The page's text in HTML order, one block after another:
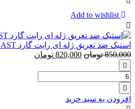
فیکسودنت
Fixodent
فرش
مدل
Fresh
Add to wishlist
استیک ضد تعریق ژله ای رایت گارد Right Guard FRESH BLAST
850,000 تومان 820,000 تومان
تعداد:
استیک
ضد
تعریق
افزودن به سبد خرید